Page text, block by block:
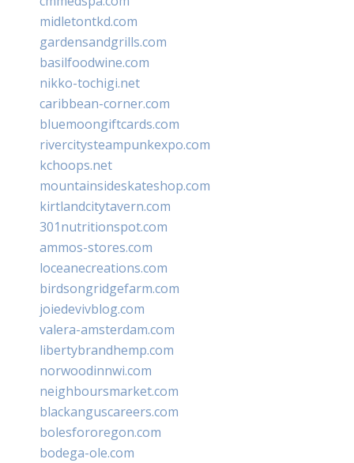
midletontkd.com
gardensandgrills.com
basilfoodwine.com
nikko-tochigi.net
caribbean-corner.com
bluemoongiftcards.com
rivercitysteampunkexpo.com
kchoops.net
mountainsideskateshop.com
kirtlandcitytavern.com
301nutritionspot.com
ammos-stores.com
loceanecreations.com
birdsongridgefarm.com
joiedevivblog.com
valera-amsterdam.com
libertybrandhemp.com
norwoodinnwi.com
neighboursmarket.com
blackanguscareers.com
bolesfororegon.com
bodega-ole.com